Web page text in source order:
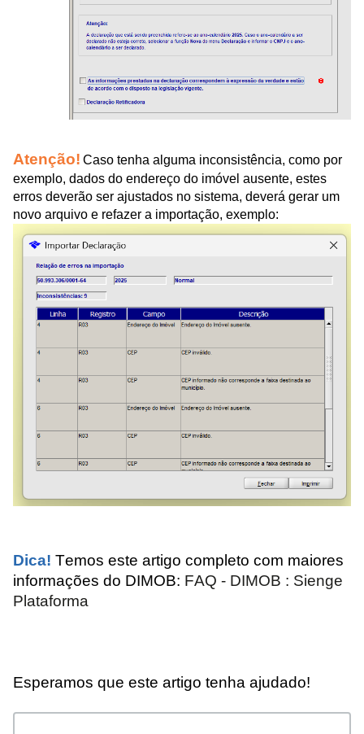
Atenção! Caso tenha alguma inconsistência, como por
exemplo, dados do endereço do imóvel ausente, estes
erros deverão ser ajustados no sistema, deverá gerar um
novo arquivo e refazer a importação, exemplo:
Dica! Temos este artigo completo com maiores
informações do DIMOB: FAQ - DIMOB : Sienge
Plataforma
Esperamos que este artigo tenha ajudado!